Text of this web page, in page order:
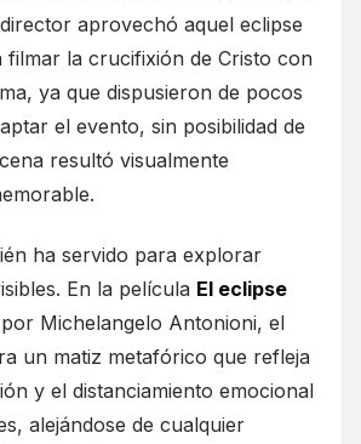
aprovechó aquel eclipse
filmar la crucifixión de Cristo con
ya que dispusieron de pocos
el evento, sin posibilidad de
resultó visualmente
ha servido para explorar
En la película El eclipse
Michelangelo Antonioni, el
un matiz metafórico que refleja
y el distanciamiento emocional
alejándose de cualquier